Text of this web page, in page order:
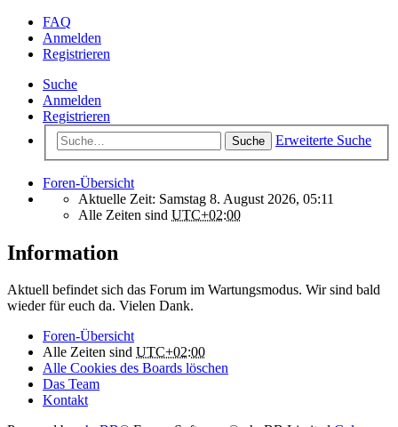
FAQ
Anmelden
Registrieren
Suche
Anmelden
Registrieren
Suche Erweiterte Suche
Foren-Übersicht
Aktuelle Zeit: Samstag 8. August 2026, 05:11
Alle Zeiten sind UTC+02:00
Information
Aktuell befindet sich das Forum im Wartungsmodus. Wir sind bald
wieder für euch da. Vielen Dank.
Foren-Übersicht
Alle Zeiten sind UTC+02:00
Alle Cookies des Boards löschen
Das Team
Kontakt